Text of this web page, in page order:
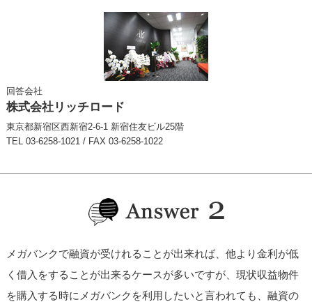
回答会社
株式会社リッチロード
東京都新宿区西新宿2-6-1 新宿住友ビル25階
TEL 03-6258-1021 / FAX 03-6258-1022
メガバンクで融資が受けれることが出来れば、他より金利が低
く借入をすることが出来るケースが多いですが、現状収益物件
を購入する時にメガバンクを利用したいと言われても、融資の